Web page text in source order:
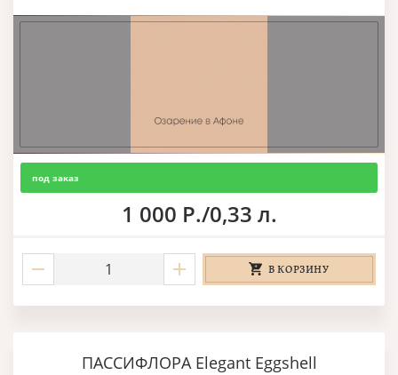
под заказ
1 000 Р./0,33 л.
В КОРЗИНУ
ПАССИФЛОРА Elegant Eggshell